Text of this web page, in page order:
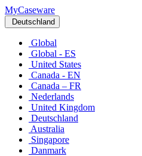
MyCaseware
Deutschland
Global
Global - ES
United States
Canada - EN
Canada – FR
Nederlands
United Kingdom
Deutschland
Australia
Singapore
Danmark